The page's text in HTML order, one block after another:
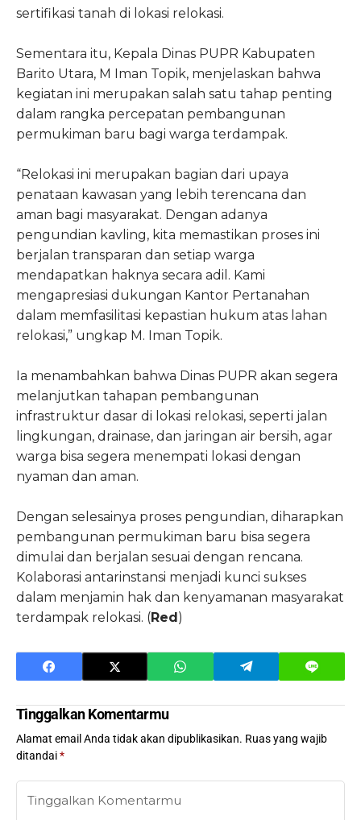
sertifikasi tanah di lokasi relokasi.
Sementara itu, Kepala Dinas PUPR Kabupaten
Barito Utara, M Iman Topik, menjelaskan bahwa
kegiatan ini merupakan salah satu tahap penting
dalam rangka percepatan pembangunan
permukiman baru bagi warga terdampak.
“Relokasi ini merupakan bagian dari upaya
penataan kawasan yang lebih terencana dan
aman bagi masyarakat. Dengan adanya
pengundian kavling, kita memastikan proses ini
berjalan transparan dan setiap warga
mendapatkan haknya secara adil. Kami
mengapresiasi dukungan Kantor Pertanahan
dalam memfasilitasi kepastian hukum atas lahan
relokasi,” ungkap M. Iman Topik.
Ia menambahkan bahwa Dinas PUPR akan segera
melanjutkan tahapan pembangunan
infrastruktur dasar di lokasi relokasi, seperti jalan
lingkungan, drainase, dan jaringan air bersih, agar
warga bisa segera menempati lokasi dengan
nyaman dan aman.
Dengan selesainya proses pengundian, diharapkan
pembangunan permukiman baru bisa segera
dimulai dan berjalan sesuai dengan rencana.
Kolaborasi antarinstansi menjadi kunci sukses
dalam menjamin hak dan kenyamanan masyarakat
terdampak relokasi. (Red )
Tinggalkan Komentarmu
Alamat email Anda tidak akan dipublikasikan. Ruas yang wajib
ditandai*